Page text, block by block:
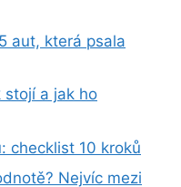
aut, která psala
stojí a jak ho
checklist 10 kroků
Nejvíc mezi